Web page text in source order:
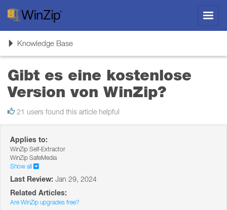
ToggleKnowledge Base
Gibt es eine kostenlose
Version von WinZip?
21 users found this article helpful
Applies to:
WinZip Self-Extractor
WinZip SafeMedia
Show all
Last Review: Jan 29, 2024
Related Articles:
Are WinZip upgrades free?